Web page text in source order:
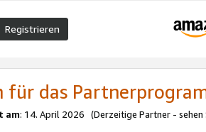
Registrieren
für das
am: 14. April 2026 (Derzeitige Partner - sehen